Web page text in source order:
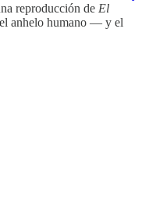
reproducción de El
el anhelo humano — y el